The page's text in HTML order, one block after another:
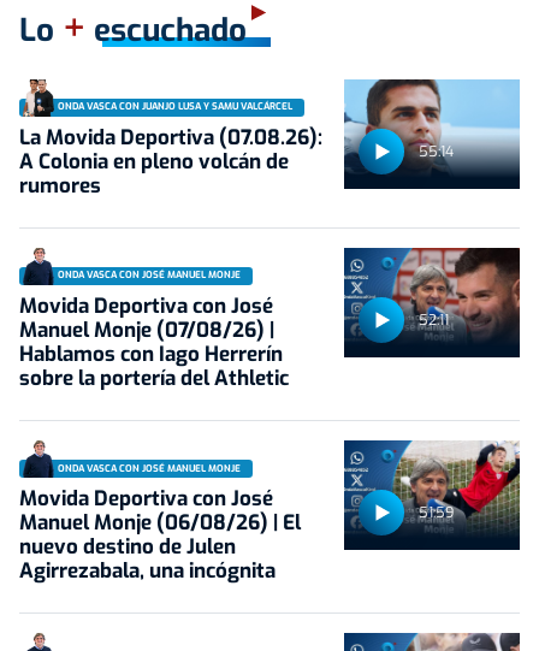
Lo + escuchado
55:14
ONDA VASCA CON JUANJO LUSA Y SAMU VALCÁRCEL
La Movida Deportiva (07.08.26):
A Colonia en pleno volcán de
rumores
52:11
ONDA VASCA CON JOSÉ MANUEL MONJE
Movida Deportiva con José
Manuel Monje (07/08/26) |
Hablamos con Iago Herrerín
sobre la portería del Athletic
51:59
ONDA VASCA CON JOSÉ MANUEL MONJE
Movida Deportiva con José
Manuel Monje (06/08/26) | El
nuevo destino de Julen
Agirrezabala, una incógnita